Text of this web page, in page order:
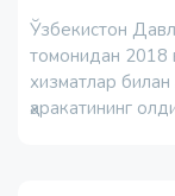
Ўзбекистон
томонидан 2018
хизматлар
ҳаракатининг